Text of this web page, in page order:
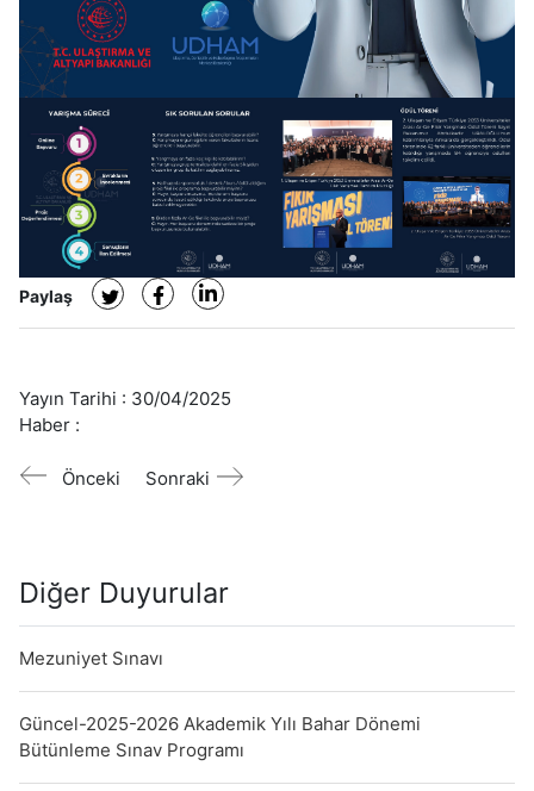
Paylaş
Yayın Tarihi : 30/04/2025
Haber :
Önceki Sonraki
Diğer Duyurular
Mezuniyet Sınavı
Güncel-2025-2026 Akademik Yılı Bahar Dönemi
Bütünleme Sınav Programı